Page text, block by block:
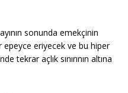
sonunda emekçinin
eriyecek ve bu hiper
tekrar açlık sınırının altına